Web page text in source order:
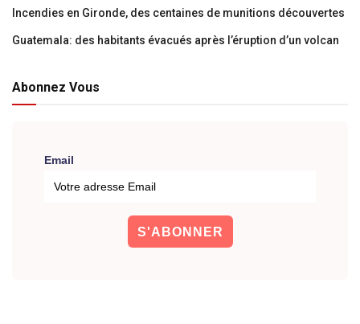
Incendies en Gironde, des centaines de munitions découvertes
Guatemala: des habitants évacués après l’éruption d’un volcan
Abonnez Vous
Email